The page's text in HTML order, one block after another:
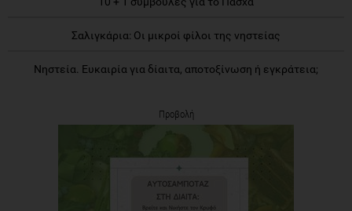
Σαλιγκάρια: Οι μικροί φίλοι της νηστείας
Νηστεία. Ευκαιρία για δίαιτα, αποτοξίνωση ή εγκράτεια;
Προβολή